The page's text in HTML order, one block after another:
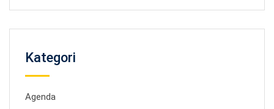
Kategori
Agenda